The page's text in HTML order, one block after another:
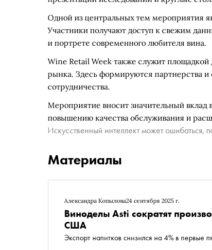
Одной из центральных тем мероприятия
Участники получают доступ к свежим
и портрете современного любителя вина.
Wine Retail Week также служит
рынка. Здесь формируются партнерства
сотрудничества.
Мероприятие вносит значительный вклад
повышению качества обслуживания и
Искусственный интеллект может ошибаться,
Материалы
Александра Копылова24 сентября 2025 г.
Виноделы Asti сократят
США
Экспорт напитков снизился на 4% в первые